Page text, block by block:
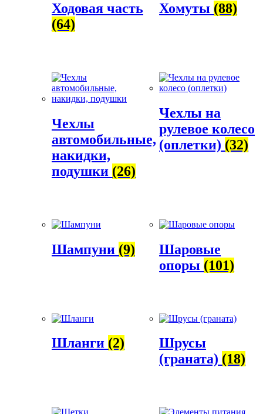
Ходовая часть
(64)
Хомуты (88)
Чехлы
автомобильные,
накидки,
подушки (26)
Чехлы на
рулевое колесо
(оплетки) (32)
Шампуни (9)
Шаровые
опоры (101)
Шланги (2)
Шрусы
(граната) (18)